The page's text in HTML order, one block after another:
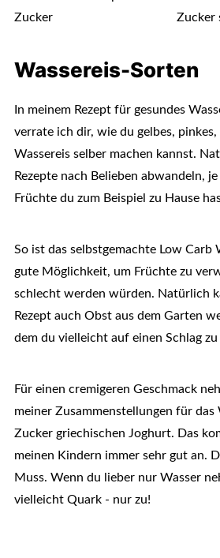
Wassereis-Sorten
In meinem Rezept für gesundes
verrate ich dir, wie du gelbes,
Wassereis selber machen kannst.
Rezepte nach Belieben abwandeln,
Früchte du zum Beispiel zu Hause
So ist das selbstgemachte Low Carb
gute Möglichkeit, um Früchte zu
schlecht werden würden. Natürlich
Rezept auch Obst aus dem Garten
dem du vielleicht auf einen Schlag
Für einen cremigeren Geschmack
meiner Zusammenstellungen für das
Zucker griechischen Joghurt. Das
meinen Kindern immer sehr gut an.
Muss. Wenn du lieber nur Wasser
vielleicht Quark - nur zu!